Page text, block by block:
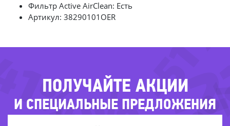
Фильтр Active AirClean: Есть
Артикул: 38290101OER
ПОЛУЧАЙТЕ АКЦИИ
И СПЕЦИАЛЬНЫЕ ПРЕДЛОЖЕНИЯ
-
-